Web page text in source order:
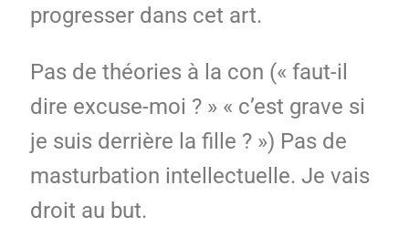
progresser dans cet art.
Pas de théories à la con (« faut-il
dire excuse-moi ? » « c’est grave si
je suis derrière la fille ? ») Pas de
masturbation intellectuelle. Je vais
droit au but.